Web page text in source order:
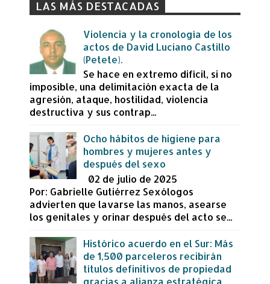
LAS MÁS DESTACADAS
Violencia y la cronología de los
actos de David Luciano Castillo
(Petete).
Se hace en extremo difícil, si no
imposible, una delimitación exacta de la
agresión, ataque, hostilidad, violencia
destructiva y sus contrap...
Ocho hábitos de higiene para
hombres y mujeres antes y
después del sexo
02 de julio de 2025
Por: Gabrielle Gutiérrez Sexólogos
advierten que lavarse las manos, asearse
los genitales y orinar después del acto se...
Histórico acuerdo en el Sur: Más
de 1,500 parceleros recibirán
títulos definitivos de propiedad
gracias a alianza estratégica